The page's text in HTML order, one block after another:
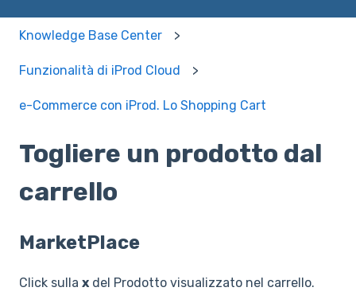
Knowledge Base Center
Funzionalità di iProd Cloud
e-Commerce con iProd. Lo Shopping Cart
Togliere un prodotto dal
carrello
MarketPlace
Click sulla x del Prodotto visualizzato nel carrello.